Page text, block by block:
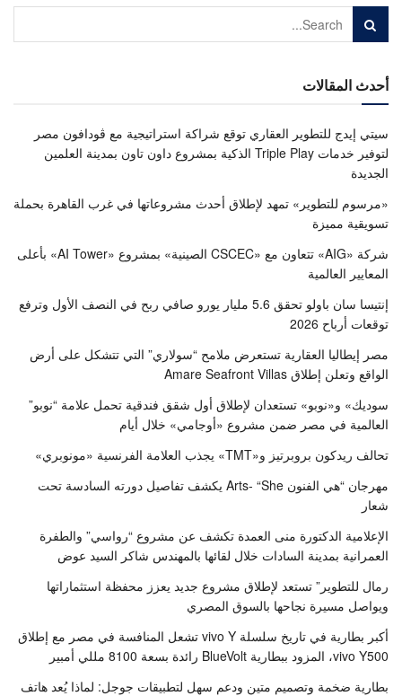
أحدث المقالات
سيتي إيدج للتطوير العقاري توقع شراكة استراتيجية مع ڤودافون مصر
لتوفير خدمات Triple Play الذكية بمشروع داون تاون بمدينة العلمين
الجديدة
«مرسوم للتطوير» تمهد لإطلاق أحدث مشروعاتها في غرب القاهرة بحملة
تسويقية مميزة
شركة «AIG» تتعاون مع «CSCEC الصينية» بمشروع «AI Tower» بأعلى
المعايير العالمية
إنتيسا سان باولو تحقق 5.6 مليار يورو صافي ربح في النصف الأول وترفع
توقعات أرباح 2026
مصر إيطاليا العقارية تستعرض ملامح “سولاري” التي تتشكل على أرض
الواقع وتعلن إطلاق Amare Seafront Villas
سوديك» و«نوبو» تستعدان لإطلاق أول شقق فندقية تحمل علامة “نوبو”
العالمية في مصر ضمن مشروع «أوجامي» خلال أيام
تحالف ريدكون بروبرتيز و«TMT» يجذب العلامة الفرنسية «مونوبري»
مهرجان “هي الفنون Arts- “She يكشف تفاصيل دورته السادسة تحت
شعار
الإعلامية الدكتورة منى العمدة تكشف عن مشروع “رواسي” والطفرة
العمرانية بمدينة السادات خلال لقائها بالمهندس شاكر السيد عوض
رمال للتطوير” تستعد لإطلاق مشروع جديد يعزز محفظة استثماراتها
ويواصل مسيرة نجاحها بالسوق المصري
أكبر بطارية في تاريخ سلسلة vivo Y تشعل المنافسة في مصر مع إطلاق
vivo Y500، المزود ببطارية BlueVolt رائدة بسعة 8100 مللي أمبير
بطارية ضخمة وتصميم متين ودعم سهل لتطبيقات جوجل: لماذا يُعد هاتف